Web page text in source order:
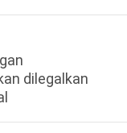
dilegalkan